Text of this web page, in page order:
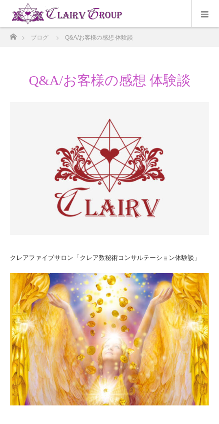
ブログ Q&A/お客様の感想 体験談
Q&A/お客様の感想 体験談
クレアファイブサロン「クレア数秘術コンサルテーション体験談」